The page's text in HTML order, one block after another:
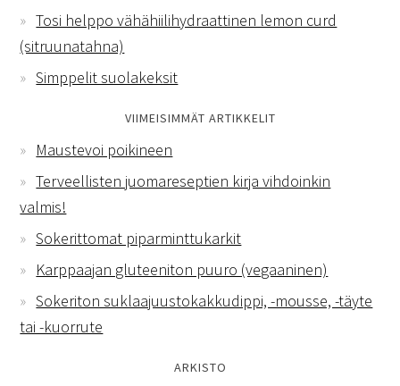
Tosi helppo vähähiilihydraattinen lemon curd
(sitruunatahna)
Simppelit suolakeksit
VIIMEISIMMÄT ARTIKKELIT
Maustevoi poikineen
Terveellisten juomareseptien kirja vihdoinkin
valmis!
Sokerittomat piparminttukarkit
Karppaajan gluteeniton puuro (vegaaninen)
Sokeriton suklaajuustokakkudippi, -mousse, -täyte
tai -kuorrute
ARKISTO